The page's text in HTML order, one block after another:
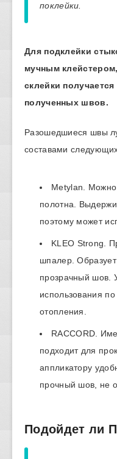
поклейки.
Для подклейки
мучным
склейки
полученных швов.
Разошедшиеся швы
составами
Metylan. Можно
полотна.
поэтому может
KLEO Strong.
шпалер.
прозрачный шов.
использования
отопления.
RACCORD.
подходит для
аппликатору
прочный шов, не
Подойдет ли